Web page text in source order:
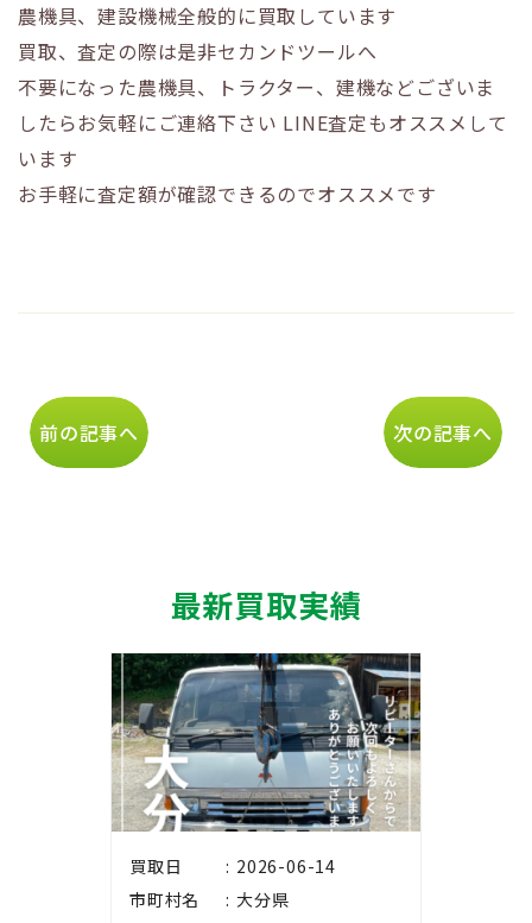
農機具、建設機械全般的に買取しています
買取、査定の際は是非セカンドツールへ
不要になった農機具、トラクター、建機などございま
したらお気軽にご連絡下さい LINE査定もオススメして
います
お手軽に査定額が確認できるのでオススメです
前の記事へ 次の記事へ
最新買取実績
買取日
2026-06-14
市町村名
大分県